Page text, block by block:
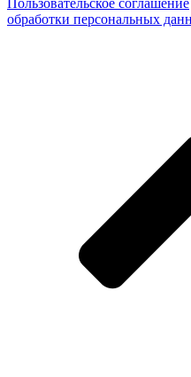
обработки персональных